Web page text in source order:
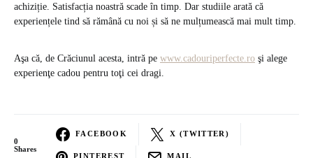
achiziție. Satisfacția noastră scade în timp. Dar studiile arată că
experiențele tind să rămână cu noi și să ne mulțumească mai mult timp.
Aşa că, de Crăciunul acesta, intră pe www.cadouriperfecte.ro şi alege
experienţe cadou pentru toţi cei dragi.
0
Shares
FACEBOOK X (TWITTER)
PINTEREST MAIL